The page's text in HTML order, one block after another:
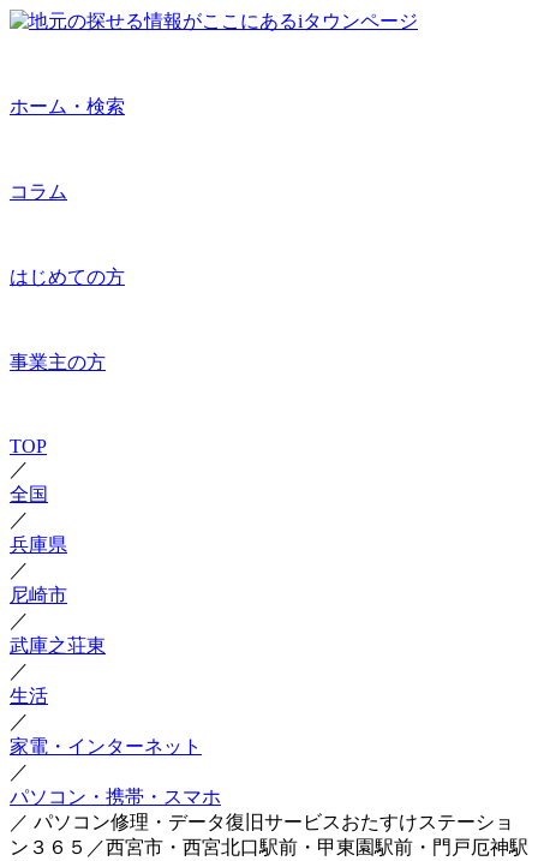
ホーム・検索
コラム
はじめての方
事業主の方
TOP
／
全国
／
兵庫県
／
尼崎市
／
武庫之荘東
／
生活
／
家電・インターネット
／
パソコン・携帯・スマホ
／ パソコン修理・データ復旧サービスおたすけステーショ
ン３６５／西宮市・西宮北口駅前・甲東園駅前・門戸厄神駅